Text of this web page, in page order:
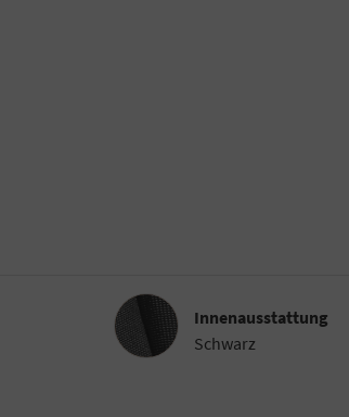
InnenausstattungInnenausstattung
Schwarz